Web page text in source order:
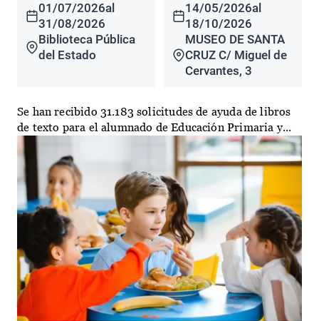
01/07/2026al
31/08/2026
Biblioteca Pública
del Estado
14/05/2026al
18/10/2026
MUSEO DE SANTA
CRUZ C/ Miguel de
Cervantes, 3
Se han recibido 31.183 solicitudes de ayuda de libros
de texto para el alumnado de Educación Primaria y...